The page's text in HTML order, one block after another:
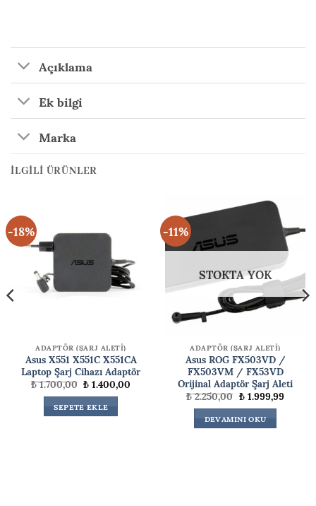
Açıklama
Ek bilgi
Marka
İLGILI ÜRÜNLER
-18%
ADAPTÖR (ŞARJ ALETİ)
Asus X551 X551C X551CA
Laptop Şarj Cihazı Adaptör
₺1.700,00Orijinal
fiyat:
₺ 1.700,00.
₺1.400,00Şu
SEPETE EKLE
-11%
STOKTA YOK
ADAPTÖR (ŞARJ ALETİ)
Asus ROG FX503VD /
FX503VM / FX53VD
Orijinal Adaptör Şarj Aleti
₺2.250,00Orijinal
fiyat:
₺ 2.250,00.
₺1.999,99Şu
andaki
DEVAMINI OKU